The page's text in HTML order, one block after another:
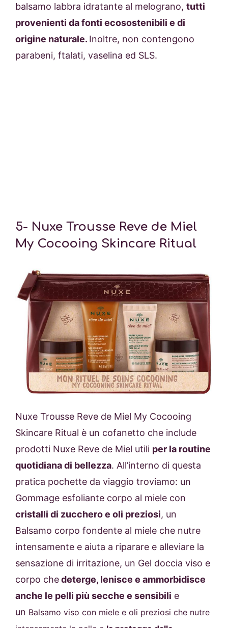
balsamo labbra idratante al melograno, tutti
provenienti da fonti ecosostenibili e di
origine naturale. Inoltre, non contengono
parabeni, ftalati, vaselina ed SLS.
5- Nuxe Trousse Reve de Miel
My Cocooing Skincare Ritual
Nuxe Trousse Reve de Miel My Cocooing
Skincare Ritual è un cofanetto che include
prodotti Nuxe Reve de Miel utili per la routine
quotidiana di bellezza. All’interno di questa
pratica pochette da viaggio troviamo: un
Gommage esfoliante corpo al miele con
cristalli di zucchero e oli preziosi, un
Balsamo corpo fondente al miele che nutre
intensamente e aiuta a riparare e alleviare la
sensazione di irritazione, un Gel doccia viso e
corpo chedeterge, lenisce e ammorbidisce
anche le pelli più secche e sensibili e
un Balsamo viso con miele e oli preziosi che nutre